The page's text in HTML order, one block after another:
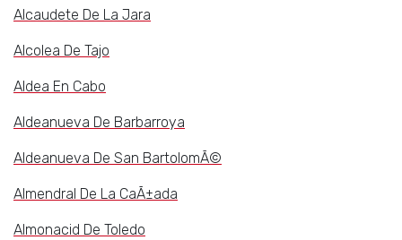
Alcaudete De La Jara
Alcolea De Tajo
Aldea En Cabo
Aldeanueva De Barbarroya
Aldeanueva De San BartolomÃ©
Almendral De La CaÃ±ada
Almonacid De Toledo